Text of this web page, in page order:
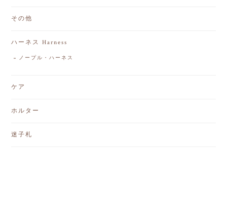
その他
ハーネス Harness
ノープル・ハーネス
ケア
ホルター
迷子札